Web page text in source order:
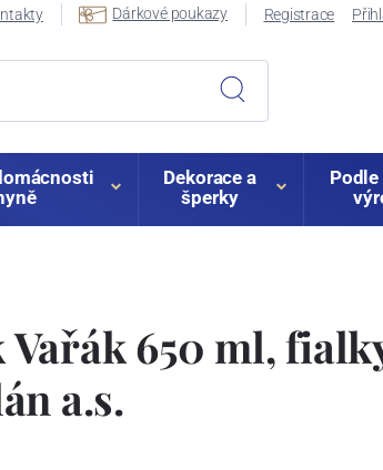
Dárkové poukazy Registrace
Dekorace a
šperky
650 ml,
a.s.